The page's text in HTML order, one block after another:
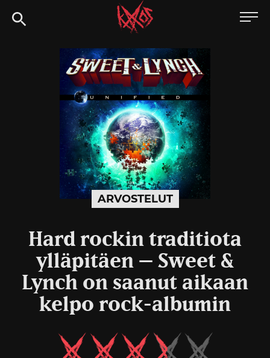
Siirry
suoraan
Kaaoszine
ARVOSTELUT
Hard rockin traditiota
ylläpitäen – Sweet &
Lynch on saanut aikaan
kelpo rock-albumin